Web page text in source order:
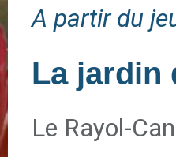
A partir du
La jardin
Le Rayol-